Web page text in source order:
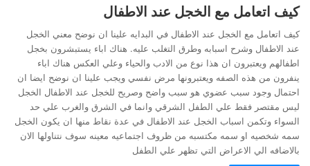
كيف اتعامل مع الخجل عند الاطفال
كيف اتعامل مع الخجل عند الاطفال في البدايه علينا ان نوضح معني الخجل
عند الاطفال وشرح اسبابه وطرق التغلب عليه. هناك اباء يستبشرون بخجل
اطفالهم ويعتبرون ان هذا نوع من الادب والحياء وعلي العكس هناك اباء
ينفرون من هذه الصفه ويعتبرونها مرض نفسي ويجب علينا ان نوضح ايضا ان
احتمال وجود سبب عضوي هو سبب واضح وصريح للخجل عند الاطفال الخجل
ليس مقتصر فقط علي الطفل الشرقي وانما في الشرق والغرب علي حد
السواء وتكمن اسباب الخجل عند الاطفال في عدة نقاط منها ان يكون الخجل
سمه شخصيه او سمه مكتسبه من ظروف اجتماعيه معينه سوف نتناولها الان
بالاضافه الي الاعراض التي تظهر علي الطفل